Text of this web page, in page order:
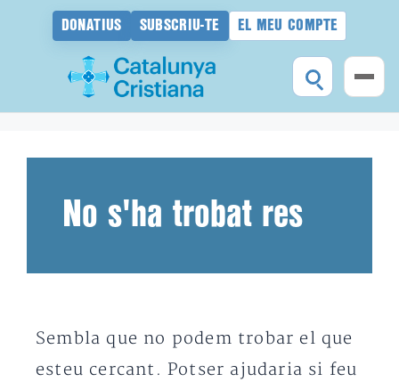
DONATIUS SUBSCRIU-TE EL MEU COMPTE
No s'ha trobat res
Sembla que no podem trobar el que
esteu cercant. Potser ajudaria si feu